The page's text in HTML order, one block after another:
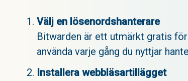
Välj en lösenordshanterare
Bitwarden är ett utmärkt gratis
använda varje gång du nyttjar
Installera webbläsartillägget